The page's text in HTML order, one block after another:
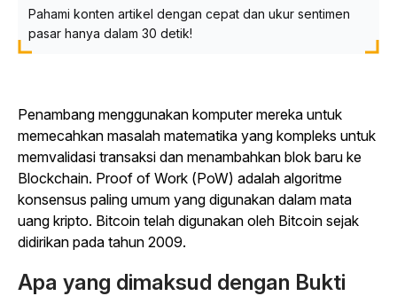
Pahami konten artikel dengan cepat dan ukur sentimen
pasar hanya dalam 30 detik!
Penambang menggunakan komputer mereka untuk
memecahkan masalah matematika yang kompleks untuk
memvalidasi transaksi dan menambahkan blok baru ke
Blockchain. Proof of Work (PoW) adalah algoritme
konsensus paling umum yang digunakan dalam mata
uang kripto. Bitcoin telah digunakan oleh Bitcoin sejak
didirikan pada tahun 2009.
Apa yang dimaksud dengan Bukti